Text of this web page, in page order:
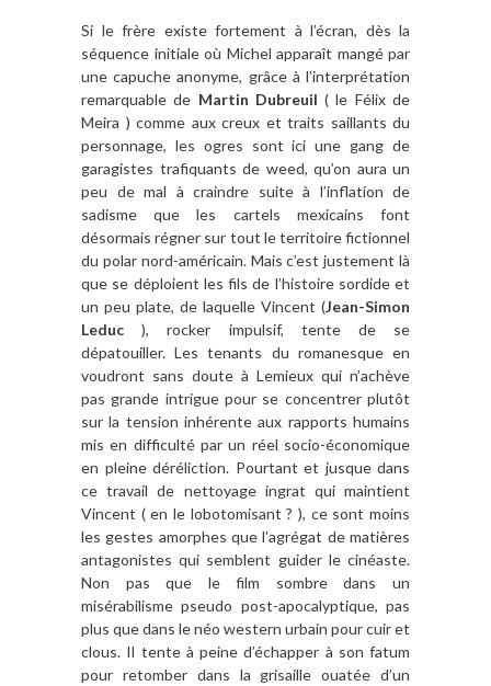
Si le frère existe fortement à l’écran, dès la
séquence initiale où Michel apparaît mangé par
une capuche anonyme, grâce à l’interprétation
remarquable de Martin Dubreuil ( le Félix de
Meira ) comme aux creux et traits saillants du
personnage, les ogres sont ici une gang de
garagistes trafiquants de weed, qu’on aura un
peu de mal à craindre suite à l’inflation de
sadisme que les cartels mexicains font
désormais régner sur tout le territoire fictionnel
du polar nord-américain. Mais c’est justement là
que se déploient les fils de l’histoire sordide et
un peu plate, de laquelle Vincent (Jean-Simon
Leduc ), rocker impulsif, tente de se
dépatouiller. Les tenants du romanesque en
voudront sans doute à Lemieux qui n’achève
pas grande intrigue pour se concentrer plutôt
sur la tension inhérente aux rapports humains
mis en difficulté par un réel socio-économique
en pleine déréliction. Pourtant et jusque dans
ce travail de nettoyage ingrat qui maintient
Vincent ( en le lobotomisant ? ), ce sont moins
les gestes amorphes que l’agrégat de matières
antagonistes qui semblent guider le cinéaste.
Non pas que le film sombre dans un
misérabilisme pseudo post-apocalyptique, pas
plus que dans le néo western urbain pour cuir et
clous. Il tente à peine d’échapper à son fatum
pour retomber dans la grisaille ouatée d’un